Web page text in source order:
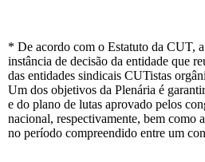
* De acordo com o Estatuto da CUT,
instância de decisão da entidade que
das entidades sindicais CUTistas
Um dos objetivos da Plenária é
e do plano de lutas aprovado pelos
nacional, respectivamente, bem como
no período compreendido entre um